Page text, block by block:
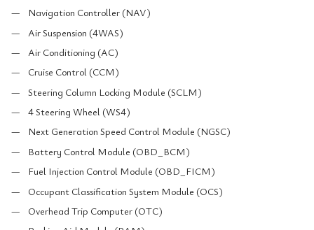
Navigation Controller (NAV)
Air Suspension (4WAS)
Air Conditioning (AC)
Cruise Control (CCM)
Steering Column Locking Module (SCLM)
4 Steering Wheel (WS4)
Next Generation Speed Control Module (NGSC)
Battery Control Module (OBD_BCM)
Fuel Injection Control Module (OBD_FICM)
Occupant Classification System Module (OCS)
Overhead Trip Computer (OTC)